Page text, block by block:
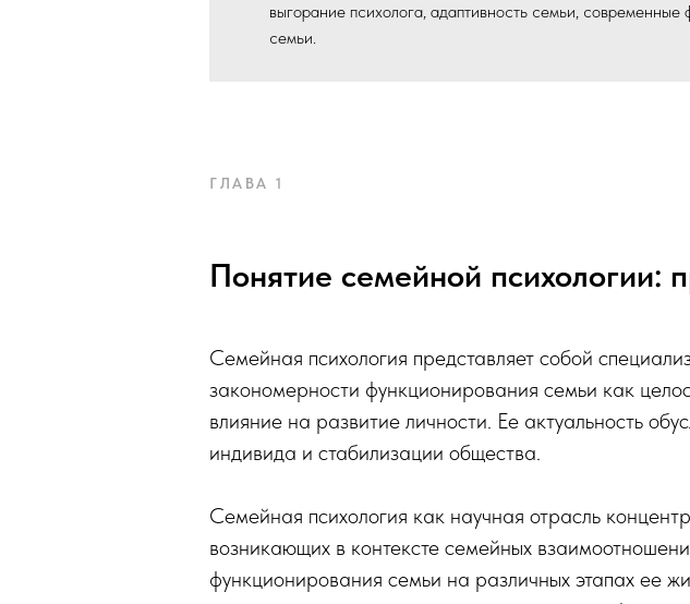
выгорание психолога, адаптивность семьи,
семьи.
ГЛАВА 1
Понятие семейной психологии:
Семейная психология представляет собой
закономерности функционирования семьи как
влияние на развитие личности. Ее актуальность
индивида и стабилизации общества.
Семейная психология как научная отрасль
возникающих в контексте семейных
функционирования семьи на различных этапах ее